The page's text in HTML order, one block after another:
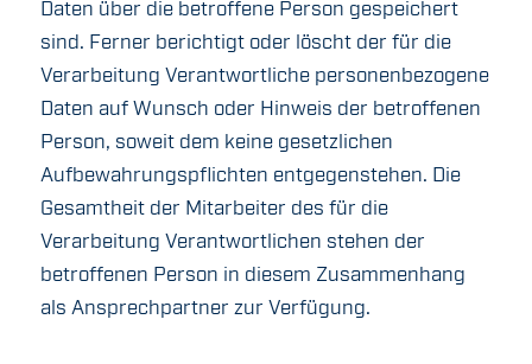
Daten über die betroffene Person gespeichert
sind. Ferner berichtigt oder löscht der für die
Verarbeitung Verantwortliche personenbezogene
Daten auf Wunsch oder Hinweis der betroffenen
Person, soweit dem keine gesetzlichen
Aufbewahrungspflichten entgegenstehen. Die
Gesamtheit der Mitarbeiter des für die
Verarbeitung Verantwortlichen stehen der
betroffenen Person in diesem Zusammenhang
als Ansprechpartner zur Verfügung.